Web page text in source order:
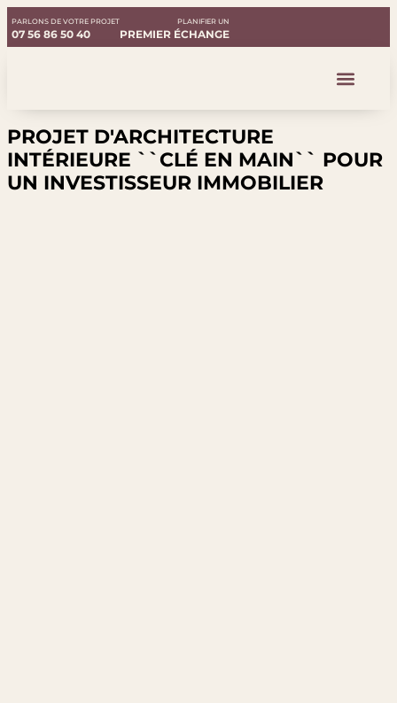
PARLONS DE VOTRE PROJET
07 56 86 50 40
PLANIFIER UN
PREMIER ÉCHANGE
PROJET D'ARCHITECTURE
INTÉRIEURE ``CLÉ EN MAIN`` POUR
UN INVESTISSEUR IMMOBILIER